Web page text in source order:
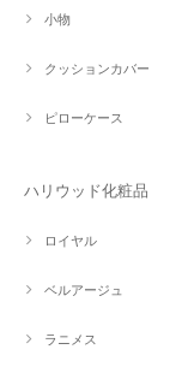
小物
クッションカバー
ピローケース
ハリウッド化粧品
ロイヤル
ベルアージュ
ラニメス